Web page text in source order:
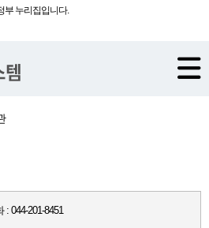
부 누리집입니다.
044-201-8451